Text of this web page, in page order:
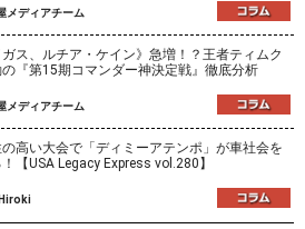
メディアチーム
ガス、ルチア・ケイン》急増！？王者ティムク
の『第15期コマンダー神決定戦』徹底分析
メディアチーム
高い大会で「ディミーアテンポ」が車社会を
【USA Legacy Express vol.280】